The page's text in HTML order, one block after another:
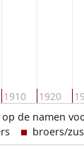
1910 1920
op de namen
broers/